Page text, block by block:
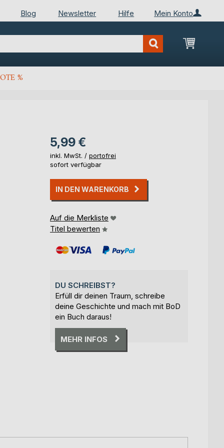
Mein Konto
Blog Newsletter Hilfe
Mein
%
5,99 €
inkl. MwSt. / portofrei
sofort verfügbar
IN DEN WARENKORB
Auf die Merkliste
Titel bewerten
DU SCHREIBST?
Erfüll dir deinen Traum, schreibe
deine Geschichte und mach mit BoD
ein Buch daraus!
MEHR INFOS